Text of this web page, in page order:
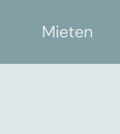
Mieten